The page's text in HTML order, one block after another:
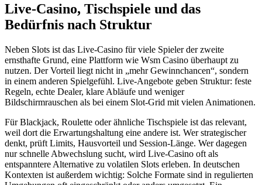
Live-Casino, Tischspiele und das
Bedürfnis nach Struktur
Neben Slots ist das Live-Casino für viele Spieler der zweite
ernsthafte Grund, eine Plattform wie Wsm Casino überhaupt zu
nutzen. Der Vorteil liegt nicht in „mehr Gewinnchancen“, sondern
in einem anderen Spielgefühl. Live-Angebote geben Struktur: feste
Regeln, echte Dealer, klare Abläufe und weniger
Bildschirmrauschen als bei einem Slot-Grid mit vielen Animationen.
Für Blackjack, Roulette oder ähnliche Tischspiele ist das relevant,
weil dort die Erwartungshaltung eine andere ist. Wer strategischer
denkt, prüft Limits, Hausvorteil und Session-Länge. Wer dagegen
nur schnelle Abwechslung sucht, wird Live-Casino oft als
entspanntere Alternative zu volatilen Slots erleben. In deutschen
Kontexten ist außerdem wichtig: Solche Formate sind in regulierten